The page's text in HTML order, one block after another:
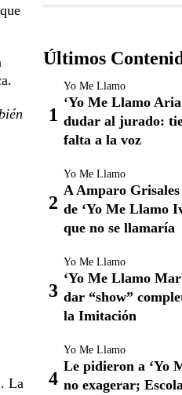
. La
Últimos
Yo Me Llamo
‘Yo Me Llamo Aria
dudar al jurado:
falta a la voz
Yo Me Llamo
A Amparo
de ‘Yo Me Llamo
que no se llamaría
Yo Me Llamo
‘Yo Me Llamo
dar “show”
la Imitación
Yo Me Llamo
Le pidieron a ‘Yo
no exagerar;